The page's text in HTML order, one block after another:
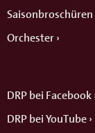
Saisonbroschüren
Orchester
DRP bei Facebook
DRP bei YouTube